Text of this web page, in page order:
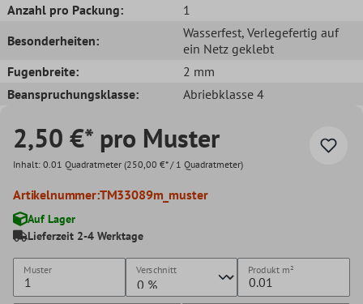
Anzahl pro Packung:
1
Besonderheiten:
Wasserfest, Verlegefertig auf
ein Netz geklebt
Fugenbreite:
2 mm
Beanspruchungsklasse:
Abriebklasse 4
2,50 €* pro Muster
Inhalt: 0.01 Quadratmeter (250,00 €* / 1 Quadratmeter)
Artikelnummer:TM33089m_muster
Auf Lager
Lieferzeit 2-4 Werktage
Muster Verschnitt Produkt m²